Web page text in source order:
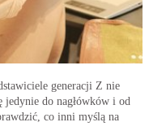
generacji Z nie
jedynie do nagłówków i od
co inni myślą na